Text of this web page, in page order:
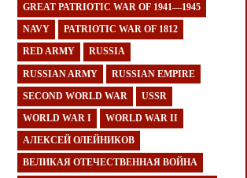
GREAT PATRIOTIC WAR OF 1941—1945
NAVY PATRIOTIC WAR OF 1812
RED ARMY RUSSIA
RUSSIAN ARMY RUSSIAN EMPIRE
SECOND WORLD WAR USSR
WORLD WAR I WORLD WAR II
АЛЕКСЕЙ ОЛЕЙНИКОВ
ВЕЛИКАЯ ОТЕЧЕСТВЕННАЯ ВОЙНА